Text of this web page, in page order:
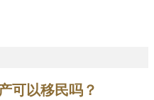
可以移民吗？